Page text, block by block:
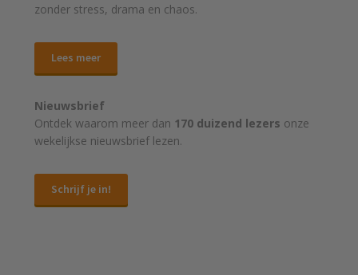
zonder stress, drama en chaos.
Lees meer
Nieuwsbrief
Ontdek waarom meer dan 170 duizend lezers onze
wekelijkse nieuwsbrief lezen.
Schrijf je in!